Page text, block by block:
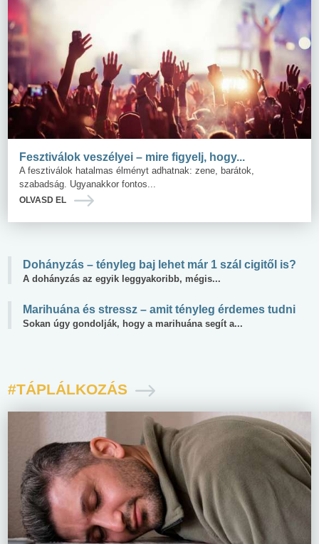
Fesztiválok veszélyei – mire figyelj, hogy...
A fesztiválok hatalmas élményt adhatnak: zene, barátok,
szabadság. Ugyanakkor fontos...
OLVASD EL
Dohányzás – tényleg baj lehet már 1 szál cigitől is?
A dohányzás az egyik leggyakoribb, mégis...
Marihuána és stressz – amit tényleg érdemes tudni
Sokan úgy gondolják, hogy a marihuána segít a...
#TÁPLÁLKOZÁS